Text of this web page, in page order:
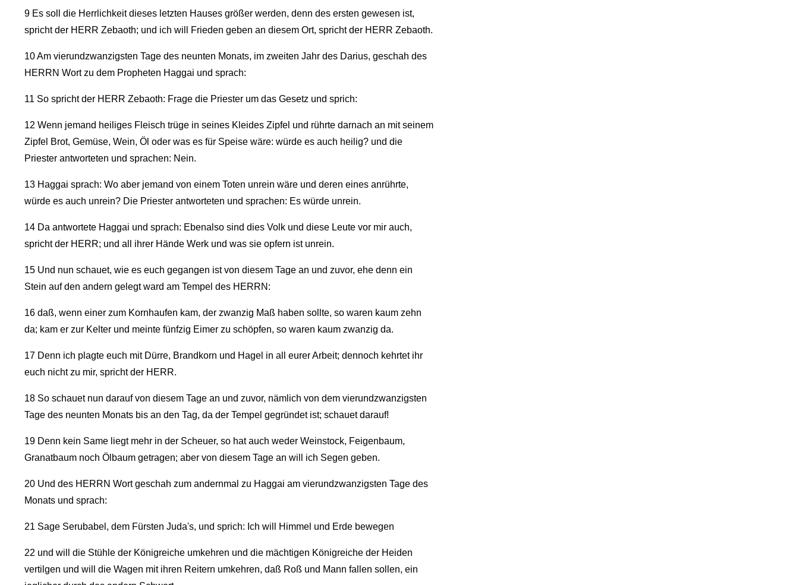
9Es soll die Herrlichkeit dieses letzten Hauses größer werden, denn des ersten gewesen ist,
spricht der HERR Zebaoth; und ich will Frieden geben an diesem Ort, spricht der HERR Zebaoth.
10Am vierundzwanzigsten Tage des neunten Monats, im zweiten Jahr des Darius, geschah des
HERRN Wort zu dem Propheten Haggai und sprach:
11So spricht der HERR Zebaoth: Frage die Priester um das Gesetz und sprich:
12Wenn jemand heiliges Fleisch trüge in seines Kleides Zipfel und rührte darnach an mit seinem
Zipfel Brot, Gemüse, Wein, Öl oder was es für Speise wäre: würde es auch heilig? und die
Priester antworteten und sprachen: Nein.
13Haggai sprach: Wo aber jemand von einem Toten unrein wäre und deren eines anrührte,
würde es auch unrein? Die Priester antworteten und sprachen: Es würde unrein.
14Da antwortete Haggai und sprach: Ebenalso sind dies Volk und diese Leute vor mir auch,
spricht der HERR; und all ihrer Hände Werk und was sie opfern ist unrein.
15Und nun schauet, wie es euch gegangen ist von diesem Tage an und zuvor, ehe denn ein
Stein auf den andern gelegt ward am Tempel des HERRN:
16daß, wenn einer zum Kornhaufen kam, der zwanzig Maß haben sollte, so waren kaum zehn
da; kam er zur Kelter und meinte fünfzig Eimer zu schöpfen, so waren kaum zwanzig da.
17Denn ich plagte euch mit Dürre, Brandkorn und Hagel in all eurer Arbeit; dennoch kehrtet ihr
euch nicht zu mir, spricht der HERR.
18So schauet nun darauf von diesem Tage an und zuvor, nämlich von dem vierundzwanzigsten
Tage des neunten Monats bis an den Tag, da der Tempel gegründet ist; schauet darauf!
19Denn kein Same liegt mehr in der Scheuer, so hat auch weder Weinstock, Feigenbaum,
Granatbaum noch Ölbaum getragen; aber von diesem Tage an will ich Segen geben.
20Und des HERRN Wort geschah zum andernmal zu Haggai am vierundzwanzigsten Tage des
Monats und sprach:
21Sage Serubabel, dem Fürsten Juda's, und sprich: Ich will Himmel und Erde bewegen
22und will die Stühle der Königreiche umkehren und die mächtigen Königreiche der Heiden
vertilgen und will die Wagen mit ihren Reitern umkehren, daß Roß und Mann fallen sollen, ein